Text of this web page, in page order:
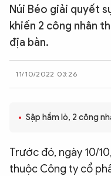
CÔNG NGHỆ
VĂN HÓA - THỂ THAO
Núi Béo giải quyết
khiến 2 công nhân
địa bàn.
11/10/2022 03:26
Sập hầm lò, 2 công
Trước đó, ngày 10/
thuộc Công ty cổ